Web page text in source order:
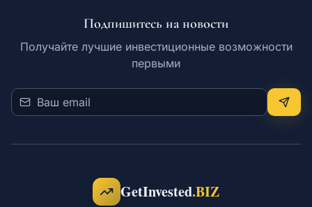
Обучение
Подпишитесь на новости
Получайте лучшие инвестиционные возможности
первыми
GetInvested.BIZ